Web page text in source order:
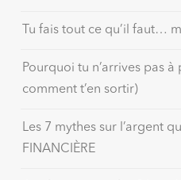
Tu fais tout ce qu’il faut…
Pourquoi tu n’arrives pas à
comment t’en sortir)
Les 7 mythes sur l’argent
FINANCIÈRE